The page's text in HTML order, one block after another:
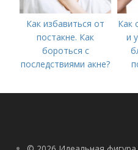
Как избавиться от
постакне. Как
бороться с
последствиями акне?
Как
и